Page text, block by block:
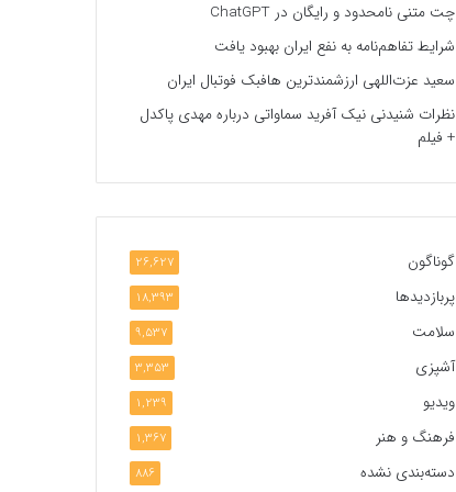
چت متنی نامحدود و رایگان در ChatGPT
شرایط تفاهم‌نامه به نفع ایران بهبود یافت
سعید عزت‌اللهی ارزشمندترین هافبک فوتبال ایران
نظرات شنیدنی نیک آفرید سماواتی درباره مهدی پاکدل
+ فیلم
گوناگون 26,627
پربازدیدها 18,393
سلامت 9,537
آشپزی 3,353
ویدیو 1,239
فرهنگ و هنر 1,367
دسته‌بندی نشده 886